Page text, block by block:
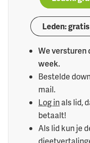
Leden:
We versturen
week.
Bestelde
mail.
Log inals lid,
betaalt!
Als lid kun je